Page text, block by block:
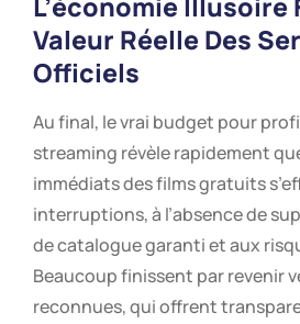
Valeur Réelle Des
Officiels
Au final, le vrai budget pour
streaming révèle rapidement
immédiats des films gratuits
interruptions, à l’absence de
de catalogue garanti et aux
Beaucoup finissent par revenir
reconnues, qui offrent